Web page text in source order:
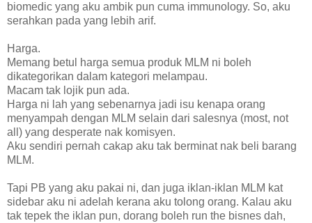
biomedic yang aku ambik pun cuma immunology. So, aku
serahkan pada yang lebih arif.
Harga.
Memang betul harga semua produk MLM ni boleh
dikategorikan dalam kategori melampau.
Macam tak lojik pun ada.
Harga ni lah yang sebenarnya jadi isu kenapa orang
menyampah dengan MLM selain dari salesnya (most, not
all) yang desperate nak komisyen.
Aku sendiri pernah cakap aku tak berminat nak beli barang
MLM.
Tapi PB yang aku pakai ni, dan juga iklan-iklan MLM kat
sidebar aku ni adelah kerana aku tolong orang. Kalau aku
tak tepek the iklan pun, dorang boleh run the bisnes dah,